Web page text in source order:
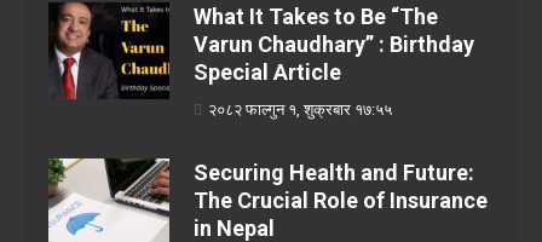
What It Takes to Be “The
Varun Chaudhary” : Birthday
Special Article
२०८२ फाल्गुन १, शुक्रबार १७:५५
Securing Health and Future:
The Crucial Role of Insurance
in Nepal